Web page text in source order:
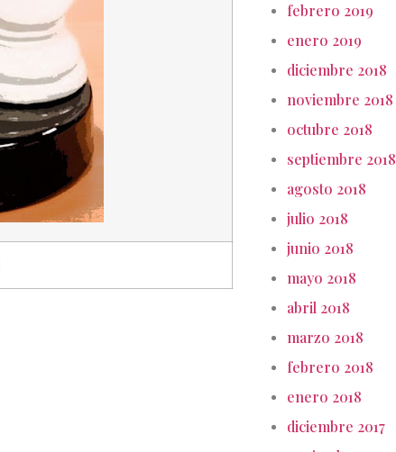
febrero 2019
enero 2019
diciembre 2018
noviembre 2018
octubre 2018
septiembre 2018
agosto 2018
julio 2018
junio 2018
mayo 2018
abril 2018
marzo 2018
febrero 2018
enero 2018
diciembre 2017